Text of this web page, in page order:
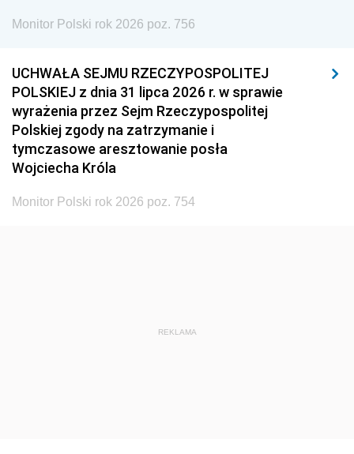
Monitor Polski rok 2026 poz. 756
UCHWAŁA SEJMU RZECZYPOSPOLITEJ
POLSKIEJ z dnia 31 lipca 2026 r. w sprawie
wyrażenia przez Sejm Rzeczypospolitej
Polskiej zgody na zatrzymanie i
tymczasowe aresztowanie posła
Wojciecha Króla
Monitor Polski rok 2026 poz. 754
REKLAMA